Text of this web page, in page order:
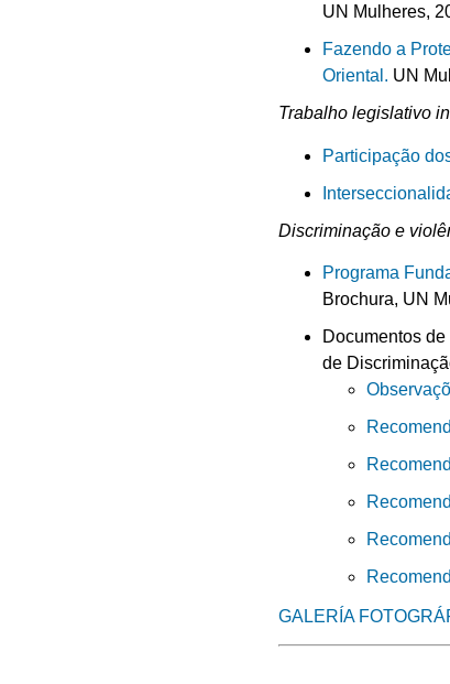
UN Mulheres,
Fazendo a
Oriental. UN
Trabalho legislativo
Participação
Discriminação e
Programa
Brochura, UN
Documentos
de
GALERÍA